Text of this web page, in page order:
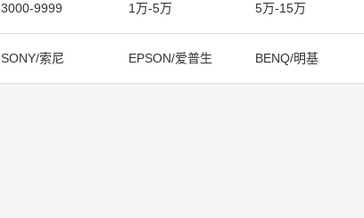
3000-9999 1万-5万 5万-15万
SONY/索尼 EPSON/爱普生 BENQ/明基